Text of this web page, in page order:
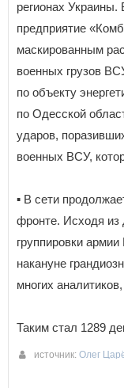
регионах
предприятие
маскированным
военных грузов
по объекту
по Одесской
ударов,
военных ВСУ,
▪️ В сети
фронте. Исходя из
группировки
накануне
многих
Таким стал 1289
источник: Олег